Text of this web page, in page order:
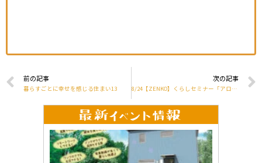
前の記事
暮らすごとに幸せを感じる住まい13
次の記事
8/24【ZENKO】くらしセミナー「アロマでさわやかに」